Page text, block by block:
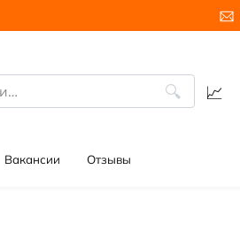
Вакансии Отзывы